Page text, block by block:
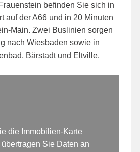
befinden Sie sich in
auf der A66 und in 20 Minuten
Main. Zwei Buslinien sorgen
nach Wiesbaden sowie in
Bärstadt und Eltville.
die Immobilien-Karte
Sie Daten an